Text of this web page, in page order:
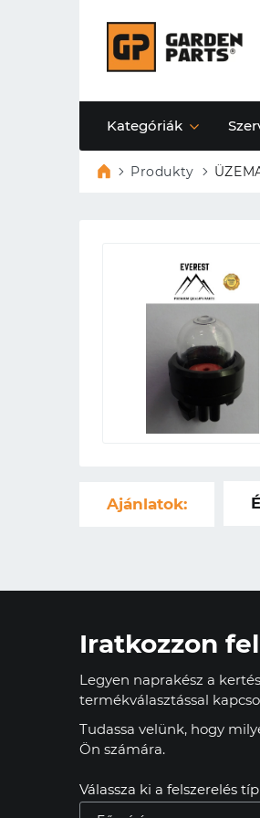
Kategóriák
Produkty
Ajánlatok:
Iratkozzon
Legyen naprakész a
termékválasztással
Tudassa velünk, hogy
Ön számára.
Válassza ki a felszerelés